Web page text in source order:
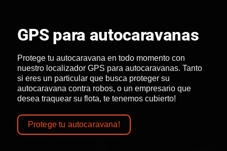
GPS para autocaravanas
Protege tu autocaravana en todo momento con
nuestro localizador GPS para autocaravanas. Tanto
si eres un particular que busca proteger su
autocaravana contra robos, o un empresario que
desea traquear su flota, te tenemos cubierto!
Protege tu autocaravana!